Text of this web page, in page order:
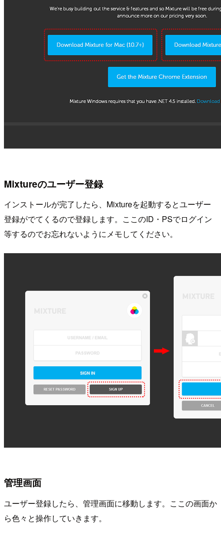
Mixtureのユーザー登録
インストールが完了したら、Mixtureを起動するとユーザー
登録がでてくるので登録します。ここのID・PSでログイン
等するのでお忘れないようにメモしてください。
管理画面
ユーザー登録したら、管理画面に移動します。ここの画面か
ら色々と操作していきます。